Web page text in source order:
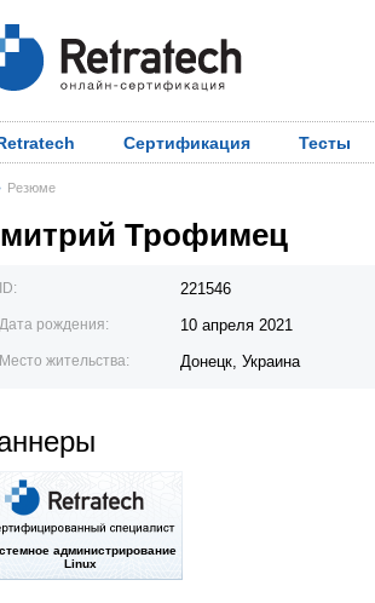
Сертификация Тесты
Резюме
Трофимец
ID: 221546
Дата рождения: 10 апреля 2021
Место жительства: Донецк, Украина
администрирование
Linux